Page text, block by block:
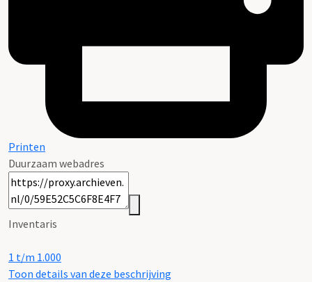
Printen
Duurzaam webadres
Inventaris
1 t/m 1.000
Toon details van deze beschrijving